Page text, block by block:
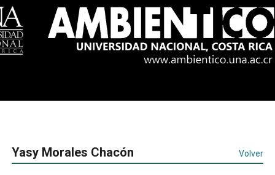
Yasy Morales Chacón Volver